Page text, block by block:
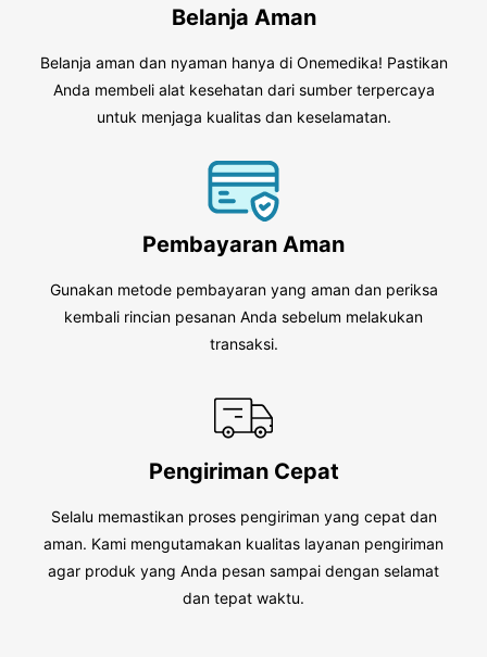
Belanja Aman
Belanja aman dan nyaman hanya di Onemedika! Pastikan
Anda membeli alat kesehatan dari sumber terpercaya
untuk menjaga kualitas dan keselamatan.
Pembayaran Aman
Gunakan metode pembayaran yang aman dan periksa
kembali rincian pesanan Anda sebelum melakukan
transaksi.
Pengiriman Cepat
Selalu memastikan proses pengiriman yang cepat dan
aman. Kami mengutamakan kualitas layanan pengiriman
agar produk yang Anda pesan sampai dengan selamat
dan tepat waktu.